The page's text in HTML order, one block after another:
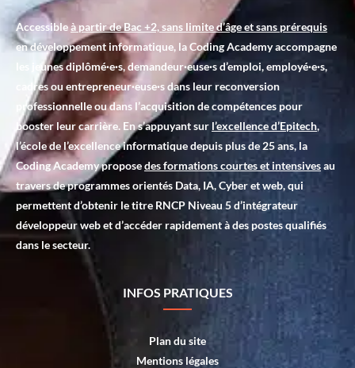
Accessibleà partir de Bac +2, sans limite d’âge et sans prérequis
en développement informatique, la Coding Academy accompagne
les jeunes diplômé·e·s, demandeur·euse·s d’emploi, employé·e·s,
cadres ou entrepreneur·euse·s dans leur reconversion
professionnelle ou dans l’acquisition de compétences pour
booster leur carrière. En s’appuyant sur l’excellence d’Epitech,
l’école de l’excellence informatique depuis plus de 25 ans, la
Coding Academy proposedes formations courtes et intensivesau
travers de programmes orientés Data, IA, Cyber et web, qui
permettent d’obtenir le titre RNCP Niveau 5 d’intégrateur
développeur web et d’accéder rapidement à des postes qualifiés
dans le secteur.
INFOS PRATIQUES
Plan du site
Mentions légales